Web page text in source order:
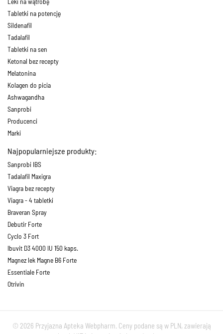
Tabletki na potencję
Sildenafil
Tadalafil
Tabletki na sen
Ketonal bez recepty
Melatonina
Kolagen do picia
Ashwagandha
Sanprobi
Producenci
Marki
Najpopularniejsze produkty:
Sanprobi IBS
Tadalafil Maxigra
Viagra bez recepty
Viagra - 4 tabletki
Braveran Spray
Debutir Forte
Cyclo 3 Fort
Ibuvit D3 4000 IU 150 kaps.
Magnez lek Magne B6 Forte
Essentiale Forte
Otrivin
© 2026 Przyjazna Apteka Webpharm. Ceny podane są w PLN, zawierają